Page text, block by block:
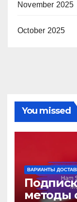
November 2025
October 2025
You missed
ВАРИАНТЫ
методы